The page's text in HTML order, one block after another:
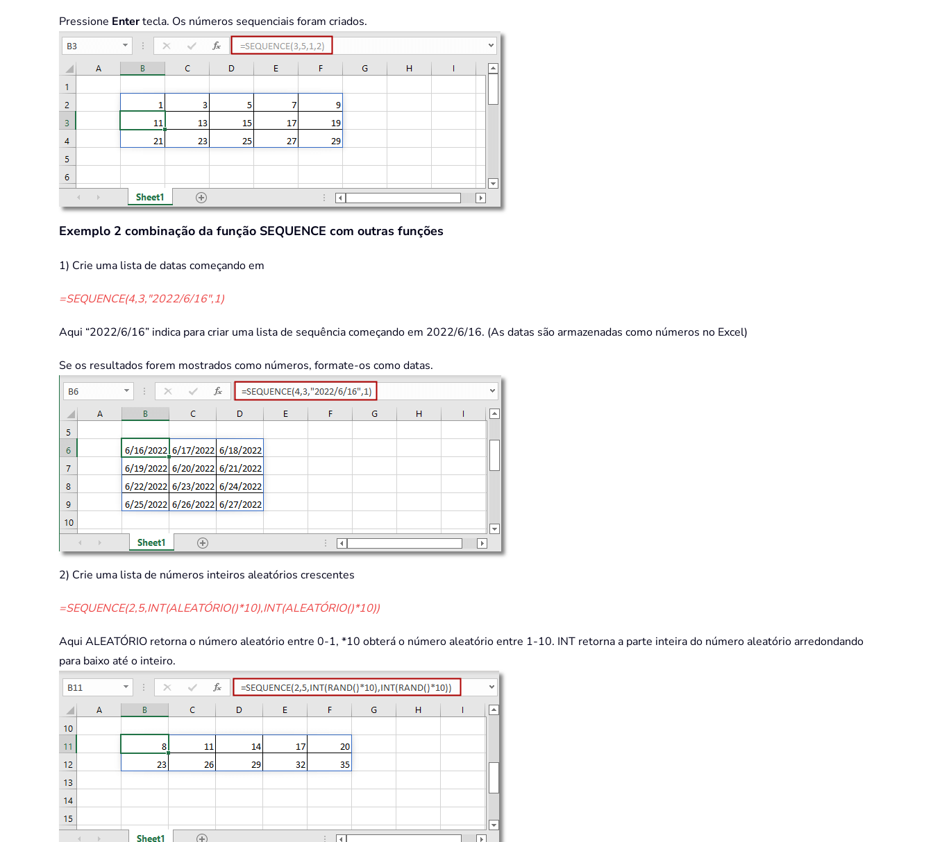
Pressione Entertecla. Os números sequenciais foram criados.
Exemplo 2 combinação da função SEQUENCE com outras funções
1) Crie uma lista de datas começando em
=SEQUENCE(4,3,"2022/6/16",1)
Aqui “2022/6/16” indica para criar uma lista de sequência começando em 2022/6/16. (As datas são armazenadas como números no Excel)
Se os resultados forem mostrados como números, formate-os como datas.
2) Crie uma lista de números inteiros aleatórios crescentes
=SEQUENCE(2,5,INT(ALEATÓRIO()*10),INT(ALEATÓRIO()*10))
Aqui ALEATÓRIO retorna o número aleatório entre 0-1, *10 obterá o número aleatório entre 1-10. INT retorna a parte inteira do número aleatório arredondando
para baixo até o inteiro.